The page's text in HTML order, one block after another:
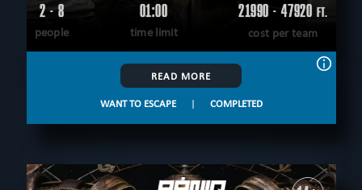
2 - 8
people
01:00
time limit
21990 - 47920 FT.
cost per team
READ MORE
WANT TO ESCAPE | COMPLETED